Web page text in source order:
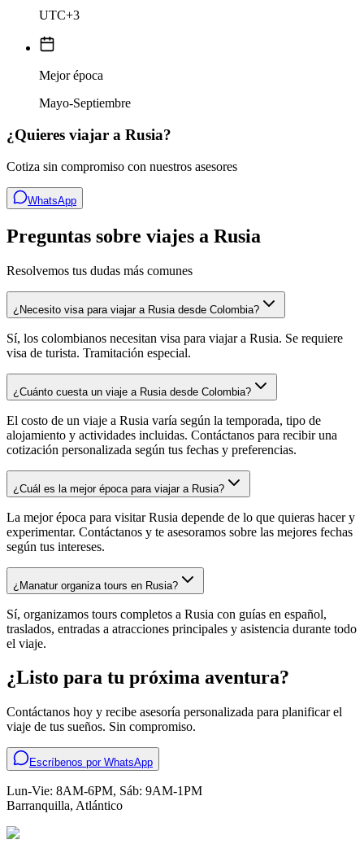
UTC+3
Mejor época
Mayo-Septiembre
¿Quieres viajar a Rusia?
Cotiza sin compromiso con nuestros asesores
WhatsApp
Preguntas sobre viajes a Rusia
Resolvemos tus dudas más comunes
¿Necesito visa para viajar a Rusia desde Colombia?
Sí, los colombianos necesitan visa para viajar a Rusia. Se requiere
visa de turista. Tramitación especial.
¿Cuánto cuesta un viaje a Rusia desde Colombia?
El costo de un viaje a Rusia varía según la temporada, tipo de
alojamiento y actividades incluidas. Contáctanos para recibir una
cotización personalizada según tus fechas y preferencias.
¿Cuál es la mejor época para viajar a Rusia?
La mejor época para visitar Rusia depende de lo que quieras hacer y
experimentar. Contáctanos y te asesoramos sobre las mejores fechas
según tus intereses.
¿Manatur organiza tours en Rusia?
Sí, organizamos tours completos a Rusia con guías en español,
traslados, entradas a atracciones principales y asistencia durante todo
el viaje.
¿Listo para tu próxima aventura?
Contáctanos hoy y recibe asesoría personalizada para planificar el
viaje de tus sueños. Sin compromiso.
Escríbenos por WhatsApp
Lun-Vie: 8AM-6PM, Sáb: 9AM-1PM
Barranquilla, Atlántico